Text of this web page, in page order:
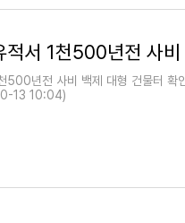
500년전 사비 백제 대형 건물터 확
13 10:04)